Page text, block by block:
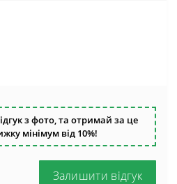
з фото, та отримай за це
мінімум від 10%!
Залишити відгук